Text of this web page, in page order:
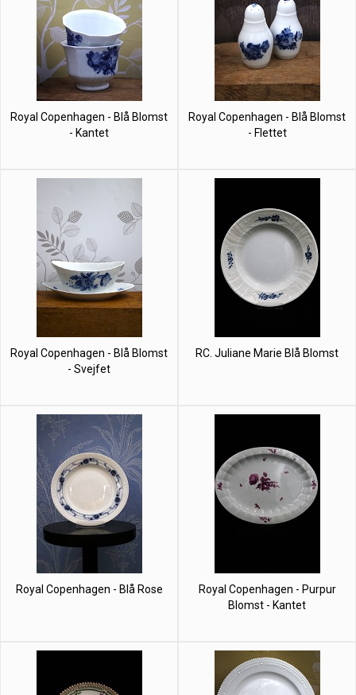
Royal Copenhagen - Blå Blomst
- Kantet
Royal Copenhagen - Blå Blomst
- Flettet
Royal Copenhagen - Blå Blomst
- Svejfet
RC. Juliane Marie Blå Blomst
Royal Copenhagen - Blå Rose
Royal Copenhagen - Purpur
Blomst - Kantet